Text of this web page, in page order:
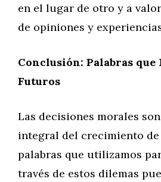
en el lugar de otro y a
de opiniones y
Conclusión: Palabras que
Futuros
Las decisiones morales
integral del crecimiento de
palabras que utilizamos
través de estos dilemas